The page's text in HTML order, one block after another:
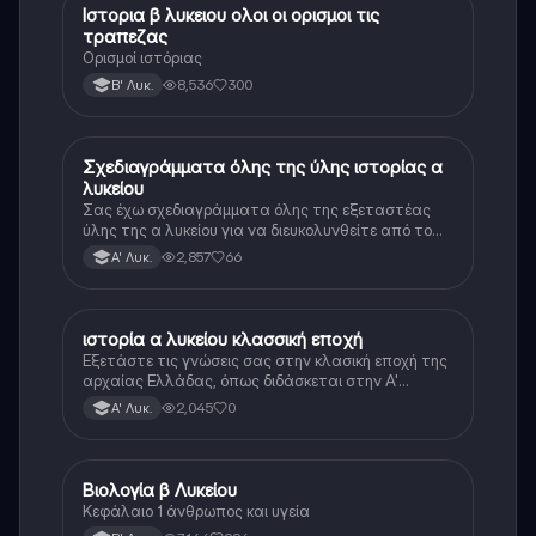
Ιστορία
Ιστορια β λυκειου ολοι οι ορισμοι τις
τραπεζας
Ορισμοί ιστόριας
Β' Λυκ. 8,536 300
Ιστορία
Σχεδιαγράμματα όλης της ύλης ιστορίας α
λυκείου
Σας έχω σχεδιαγράμματα όλης της εξεταστέας
ύλης της α λυκείου για να διευκολυνθείτε από το
τεράστιο βάρος του βιβλίου
Α' Λυκ. 2,857 66
Ιστορία
ιστορία α λυκείου κλασσική εποχή
Εξετάστε τις γνώσεις σας στην κλασική εποχή της
αρχαίας Ελλάδας, όπως διδάσκεται στην Α'
Λυκείου.
Α' Λυκ. 2,045 0
Βιολογία
Βιολογία β Λυκείου
Κεφάλαιο 1 άνθρωπος και υγεία